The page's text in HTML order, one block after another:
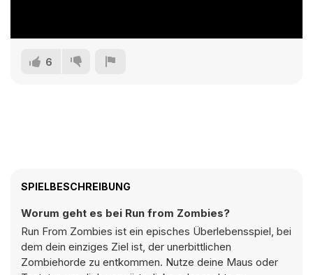
6
SPIELBESCHREIBUNG
Worum geht es bei Run from Zombies?
Run From Zombies ist ein episches Überlebensspiel, bei
dem dein einziges Ziel ist, der unerbittlichen
Zombiehorde zu entkommen. Nutze deine Maus oder